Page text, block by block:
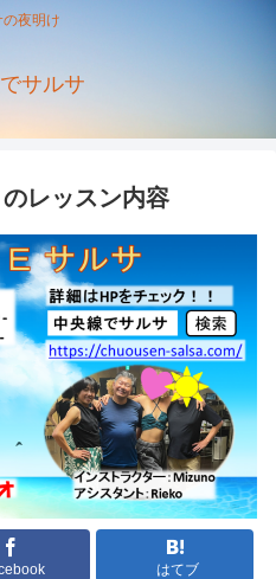
夜明け
サルサ
レッスン内容
はてブ